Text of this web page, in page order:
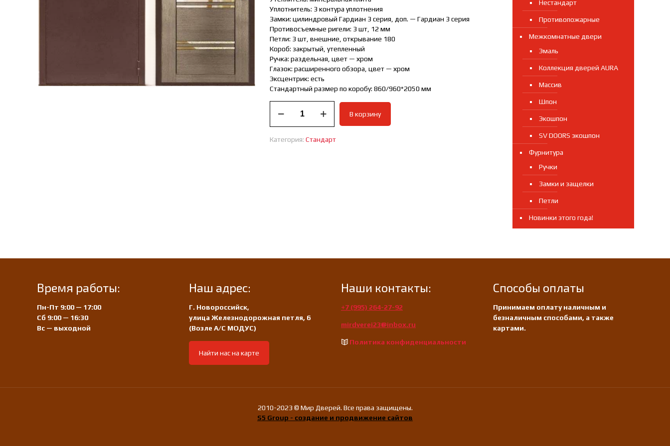
Уплотнитель: 3 контура уплотнения
Замки: цилиндровый Гардиан 3 серия, доп. — Гардиан 3 серия
Противосъемные ригели: 3 шт, 12 мм
Петли: 3 шт, внешние, открывание 180
Короб: закрытый, утепленный
Ручка: раздельная, цвет — хром
Глазок: расширенного обзора, цвет — хром
Эксцентрик: есть
Стандартный размер по коробу: 860/960*2050 мм
товара
ВХОДНАЯ
СТАНДАРТ
В корзину
Категория:Стандарт
Нестандарт
Противопожарные
Межкомнатные двери
Эмаль
Коллекция дверей AURA
Массив
Шпон
Экошпон
SV DOORS экошпон
Фурнитура
Ручки
Замки и защелки
Петли
Новинки этого года!
Время работы:
Пн-Пт 9:00 — 17:00
Сб 9:00 — 16:30
Вс — выходной
Наш адрес:
Г. Новороссийск,
улица Железнодорожная петля, 6
(Возле А/С МОДУС)
Найти нас на карте
Наши контакты:
+7 (995) 264-27-92
mirdverei23@inbox.ru
Политика конфиденциальности
Способы оплаты
Принимаем оплату наличным и
безналичным способами, а также
картами.
2010-2023 © Мир Дверей. Все права защищены.
S5 Group - создание и продвижение сайтов